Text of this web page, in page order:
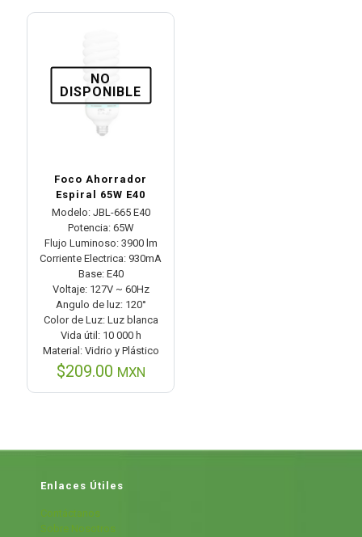
NO
DISPONIBLE
Foco Ahorrador
Espiral 65W E40
Modelo: JBL-665 E40
Potencia: 65W
Flujo Luminoso: 3900 lm
Corriente Electrica: 930mA
Base: E40
Voltaje: 127V ~ 60Hz
Angulo de luz: 120°
Color de Luz: Luz blanca
Vida útil: 10 000 h
Material: Vidrio y Plástico
$209.00 MXN
Enlaces Útiles
Contáctanos
Sobre Nosotros